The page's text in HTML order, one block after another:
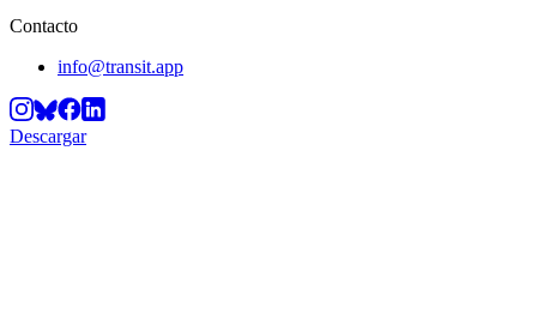
Contacto
info@transit.app
Descargar